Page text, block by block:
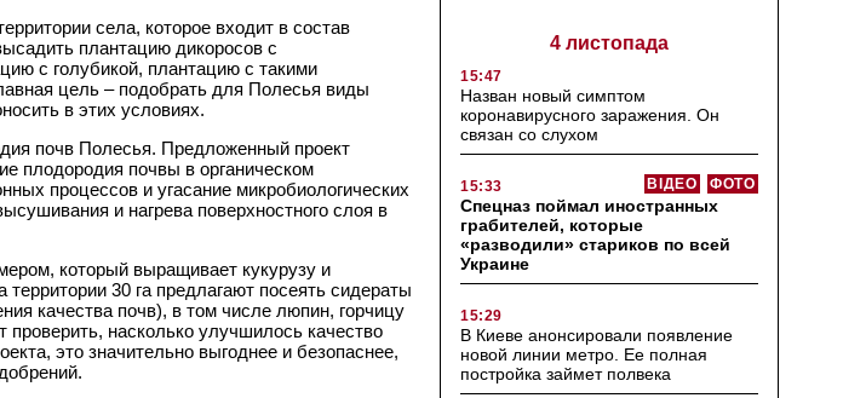
села, которое входит в состав
плантацию дикоросов с
с голубикой, плантацию с такими
цель – подобрать для Полесья виды
в этих условиях.
почв Полесья. Предложенный проект
плодородия почвы в органическом
процессов и угасание микробиологических
и нагрева поверхностного слоя в
который выращивает кукурузу и
30 га предлагают посеять сидераты
качества почв), в том числе люпин, горчицу
насколько улучшилось качество
это значительно выгоднее и безопаснее,
4 листопада
15:47
Назван новый симптом
коронавирусного заражения. Он
связан со слухом
15:33 ФОТО
ВІДЕО
Спецназ поймал иностранных
грабителей, которые
«разводили» стариков по всей
Украине
15:29
В Киеве анонсировали появление
новой линии метро. Ее полная
постройка займет полвека